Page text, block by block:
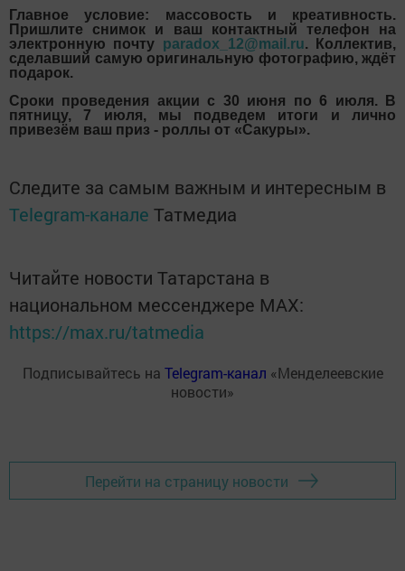
Главное условие: массовость и креативность.
Пришлите снимок и ваш контактный телефон на
электронную почту paradox_12@mail.ru. Коллектив,
сделавший самую оригинальную фотографию, ждёт
подарок.
Сроки проведения акции с 30 июня по 6 июля. В
пятницу, 7 июля, мы подведем итоги и лично
привезём ваш приз - роллы от «Сакуры».
Следите за самым важным и интересным в
Telegram-канале Татмедиа
Читайте новости Татарстана в
национальном мессенджере MАХ:
https://max.ru/tatmedia
Подписывайтесь на Telegram-канал «Менделеевские
новости»
Перейти на страницу новости